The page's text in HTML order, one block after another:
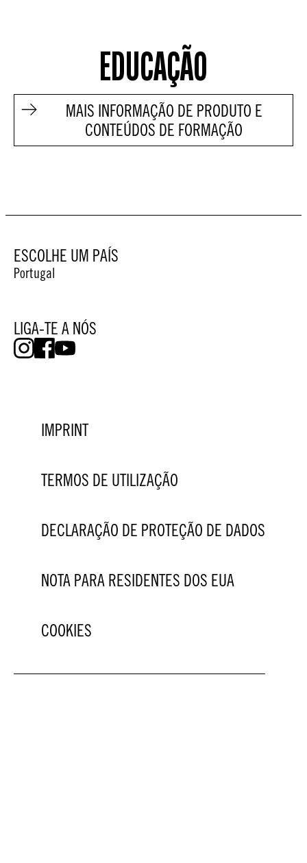
EDUCAÇÃO
MAIS INFORMAÇÃO DE PRODUTO E
CONTEÚDOS DE FORMAÇÃO
ESCOLHE UM PAÍS
Portugal
LIGA-TE A NÓS
IMPRINT
TERMOS DE UTILIZAÇÃO
DECLARAÇÃO DE PROTEÇÃO DE DADOS
NOTA PARA RESIDENTES DOS EUA
COOKIES